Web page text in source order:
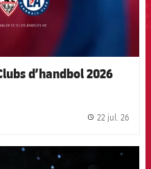
d’handbol 2026
22 jul. 26
FCB Barcelona badge